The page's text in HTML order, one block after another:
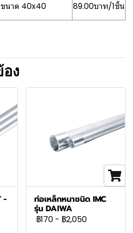
นาด 40x40 89.00บาท/1ชิ้น
ง
- ท่อเหล็กหนาชนิด IMC
รุ่น DAIWA
฿170 - ฿2,050